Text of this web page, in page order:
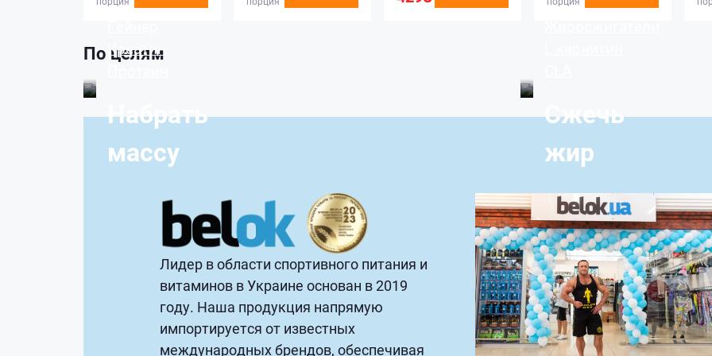
По целям
Набрать
массу
Креатин
Сжечь
жир
Лидер в области спортивного питания и
витаминов в Украине основан в 2019
году. Наша продукция напрямую
импортируется от известных
международных брендов, обеспечивая